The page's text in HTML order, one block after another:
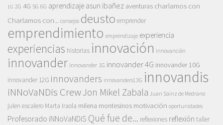
1G 2G 4G 5G 6G aprendizaje asun ibañez aventuras charlamos con
Charlamos con... consejos deusto emprender
emprendimiento emprendizaje experiencia
experiencias historias innovación innovanción
innovander innovander 1G innovander 4G innovander 10G
innovander 12G innovanders innovanders13G innovandis
iNNoVaNDis CrewJon Mikel Zabala Juan Sainz de Medrano
julen escalero Marta Iraola milena montesinos motivación oportunidades
Profesorado iNNoVaNDiS Qué fue de... reflexiones reflexión taller